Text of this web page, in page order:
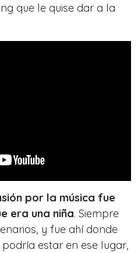
que le quise dar a la
por la música fue
era una niña. Siempre
y fue ahí donde
estar en ese lugar,